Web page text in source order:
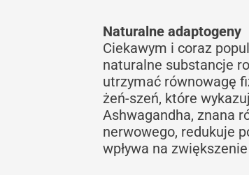
Naturalne adaptogeny
Ciekawym i coraz
naturalne substancje
utrzymać równowagę
żeń-szeń, które
Ashwagandha, znana
nerwowego, redukuje
wpływa na